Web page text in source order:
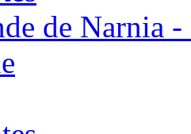
de Narnia